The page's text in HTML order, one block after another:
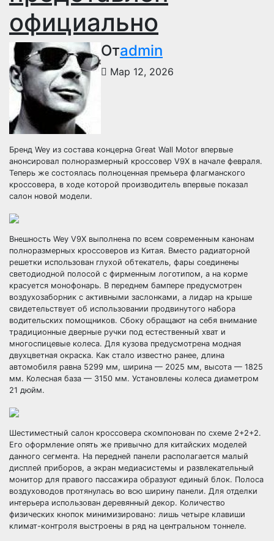
официально
Отadmin
Мар 12, 2026
Бренд Wey из состава концерна Great Wall Motor впервые
анонсировал полноразмерный кроссовер V9X в начале февраля.
Теперь же состоялась полноценная премьера флагманского
кроссовера, в ходе которой производитель впервые показал
салон новой модели.
Внешность Wey V9X выполнена по всем современным канонам
полноразмерных кроссоверов из Китая. Вместо радиаторной
решетки использован глухой обтекатель, фары соединены
светодиодной полосой с фирменным логотипом, а на корме
красуется монофонарь. В переднем бампере предусмотрен
воздухозаборник с активными заслонками, а лидар на крыше
свидетельствует об использовании продвинутого набора
водительских помощников. Сбоку обращают на себя внимание
традиционные дверные ручки под естественный хват и
многоспицевые колеса. Для кузова предусмотрена модная
двухцветная окраска. Как стало известно ранее, длина
автомобиля равна 5299 мм, ширина — 2025 мм, высота — 1825
мм. Колесная база — 3150 мм. Установлены колеса диаметром
21 дюйм.
Шестиместный салон кроссовера скомпонован по схеме 2+2+2.
Его оформление опять же привычно для китайских моделей
данного сегмента. На передней панели располагается малый
дисплей приборов, а экран медиасистемы и развлекательный
монитор для правого пассажира образуют единый блок. Полоса
воздуховодов протянулась во всю ширину панели. Для отделки
интерьера использован деревянный декор. Количество
физических кнопок минимизировано: лишь четыре клавиши
климат-контроля выстроены в ряд на центральном тоннеле.